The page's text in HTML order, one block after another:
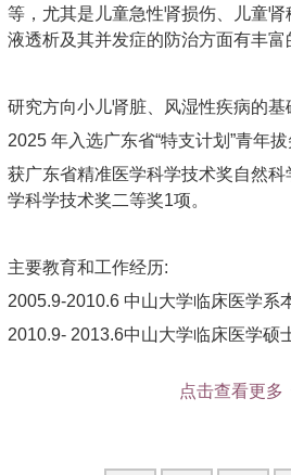
等，尤其是儿童急性肾损伤、儿童肾
液透析及其并发症的防治方面有丰富
研究方向小儿肾脏、风湿性疾病的基
2025 年入选广东省“特支计划”青年
获广东省精准医学科学技术奖自然
学科学技术奖二等奖1项。
主要教育和工作经历:
2005.9-2010.6 中山大学临床医学系
2010.9- 2013.6中山大学临床医学硕
2013年自中山大学毕业后一直在中
点击查看更多